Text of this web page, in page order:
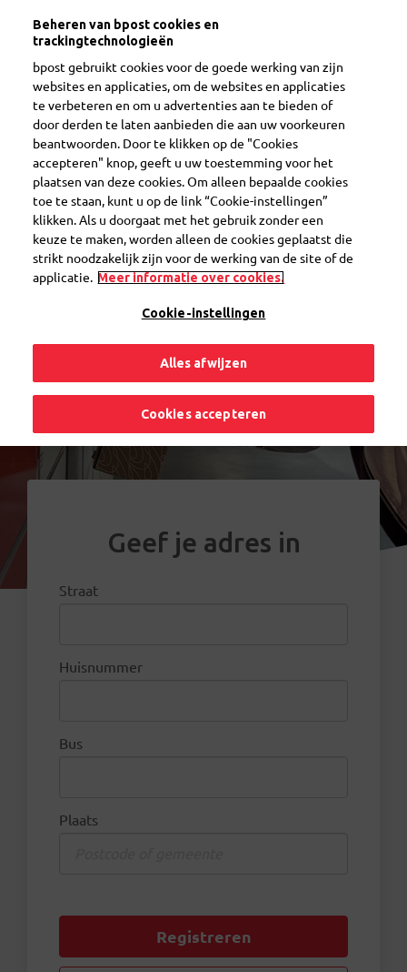
Volg al je pakjes in één app
My bpost
Gratis – in Google Play
Aanmelden
MijnVoorkeuren
Je pakjes geleverd zoals jij het wilt.
Wist je dat je je voorkeuren ook kunt instellen in de My
bpost app?
Geef je adres in
Straat
Huisnummer
Bus
Plaats
Registreren
Beheren van bpost cookies en
trackingtechnologieën
bpost gebruikt cookies voor de goede werking van zijn
websites en applicaties, om de websites en applicaties
te verbeteren en om u advertenties aan te bieden of
door derden te laten aanbieden die aan uw voorkeuren
beantwoorden. Door te klikken op de "Cookies
accepteren" knop, geeft u uw toestemming voor het
plaatsen van deze cookies. Om alleen bepaalde cookies
toe te staan, kunt u op de link “Cookie-instellingen”
klikken. Als u doorgaat met het gebruik zonder een
keuze te maken, worden alleen de cookies geplaatst die
strikt noodzakelijk zijn voor de werking van de site of de
applicatie. Meer informatie over cookies.
Cookie-instellingen
Alles afwijzen
Cookies accepteren